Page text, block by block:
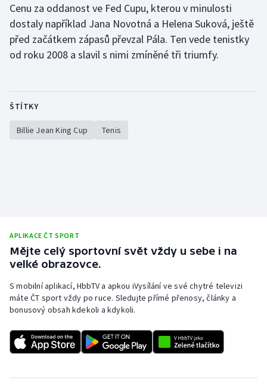
Cenu za oddanost ve Fed Cupu, kterou v minulosti
dostaly například Jana Novotná a Helena Suková, ještě
před začátkem zápasů převzal Pála. Ten vede tenistky
od roku 2008 a slavil s nimi zmíněné tři triumfy.
ŠTÍTKY
Billie Jean King Cup Tenis
APLIKACE ČT SPORT
Mějte celý sportovní svět vždy u sebe i na
velké obrazovce.
S mobilní aplikací, HbbTV a apkou iVysílání ve své chytré televizi
máte ČT sport vždy po ruce. Sledujte přímé přenosy, články a
bonusový obsah kdekoli a kdykoli.